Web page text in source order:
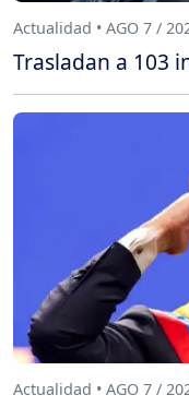
Actualidad • AGO 7 /
Trasladan a 103
Actualidad • AGO 7 /